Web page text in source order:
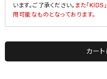
います。ご了承ください。 また「KIDS
用可能なものとなっております。
カー